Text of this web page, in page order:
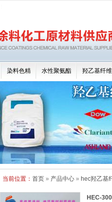
染料色精 水性聚氨酯 羟乙基纤
当前位置： 首页 » 产品中心 » hec羟乙基
HEC-